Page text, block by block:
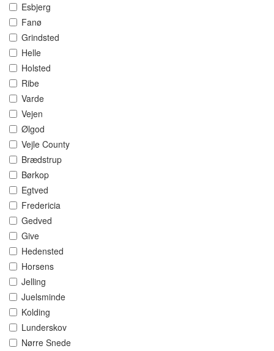
Esbjerg
Fanø
Grindsted
Helle
Holsted
Ribe
Varde
Vejen
Ølgod
Vejle County
Brædstrup
Børkop
Egtved
Fredericia
Gedved
Give
Hedensted
Horsens
Jelling
Juelsminde
Kolding
Lunderskov
Nørre Snede